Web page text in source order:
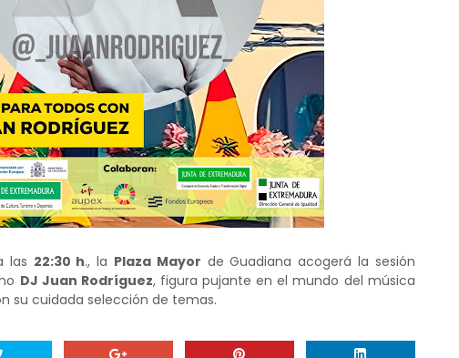
las 22:30 h., la Plaza Mayor de Guadiana acogerá la sesión
DJ Juan Rodríguez, figura pujante en el mundo del música
su cuidada selección de temas.